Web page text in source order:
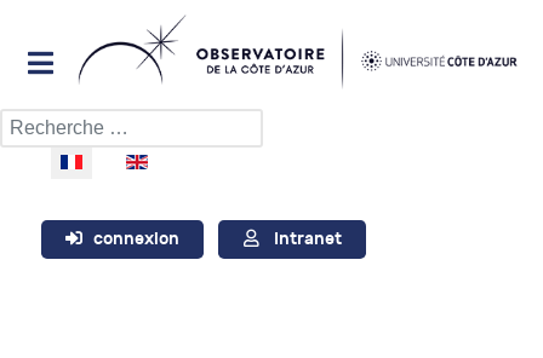
Rechercher
Sélectionnez votre langue
connexion Intranet